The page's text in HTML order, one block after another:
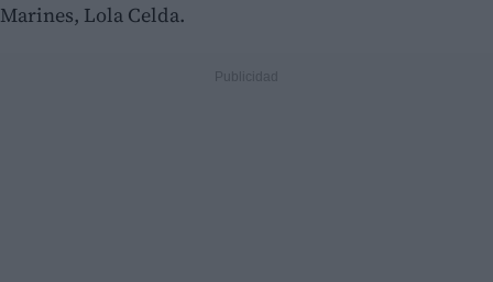
Marines, Lola Celda.